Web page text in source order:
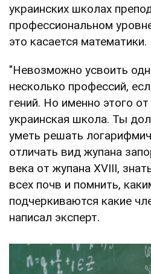
украинских школах
профессиональном
это касается математики.
"Невозможно усвоить
несколько профессий,
гений. Но именно этого
украинская школа. Ты
уметь решать
отличать вид жупана
века от жупана XVIII,
всех почв и помнить,
подчеркиваются какие
написал эксперт.